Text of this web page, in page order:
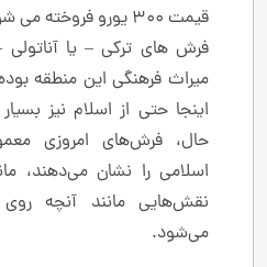
قیمت 300 یورو فروخته می شود.
فرش های ترکی – یا
میراث فرهنگی این منطقه
اینجا حتی از اسلام نیز
حال، فرش‌های امروزی
اسلامی را نشان می‌دهند،
نقش‌هایی مانند آنچه
می‌شود.